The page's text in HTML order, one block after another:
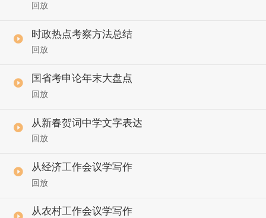
回放
时政热点考察方法总结
回放
国省考申论年末大盘点
回放
从新春贺词中学文字表达
回放
从经济工作会议学写作
回放
从农村工作会议学写作